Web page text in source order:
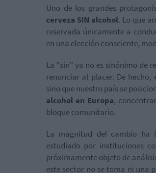
Uno de los grandes
cerveza SIN alcohol. Lo que
reservada únicamente a
en una elección consciente,
La "sin" ya no es sinónimo de
renunciar al placer. De hecho,
sino que nuestro país se
alcohol en Europa,
bloque comunitario.
La magnitud del cambio ha
estudiado por instituciones
próximamente objeto de
este sector no se toma ni una